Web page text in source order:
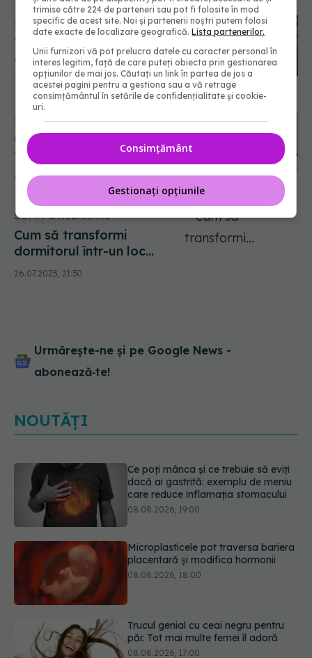
SOMN & RELAXARE
Trezirea nocturnă la
aceeași oră - ce spune
știința despre somn
26.04.2026, 17:00
SOMN & RELAXARE
Ce se întâmplă în corpul
tău când dormi mai mult în
02.08.2025, 17:00
SOMN & RELAXARE
Cum să transformi
dormitorul într-un loc
perfect pentru un somn
26.07.2025, 21:30
Urmărește-ne și pe Google News -
abonează‑te!
NOUTĂȚI
Microplasticele pot traversa bariera
placentară și modifica hormonii
08.08.2026, 18:00
Trucul genial cu ceai negru pentru
păr. Tot mai multe femei îl adoră
08.08.2026, 17:00
Medicamentul folosit de peste 60 de
ani care acționează într-un loc
neașteptat
trimise către 224 de parteneri sau pot fi folosite în mod
specific de acest site. Noi și partenerii noștri putem folosi
date exacte de localizare geografică.Lista partenerilor.
Unii furnizori vă pot prelucra datele cu caracter personal în
interes legitim, față de care puteți obiecta prin gestionarea
opțiunilor de mai jos. Căutați un link în partea de jos a
acestei pagini pentru a gestiona sau a vă retrage
consimțământul în setările de confidențialitate și cookie-
uri.
Consimțământ
Gestionați opțiunile